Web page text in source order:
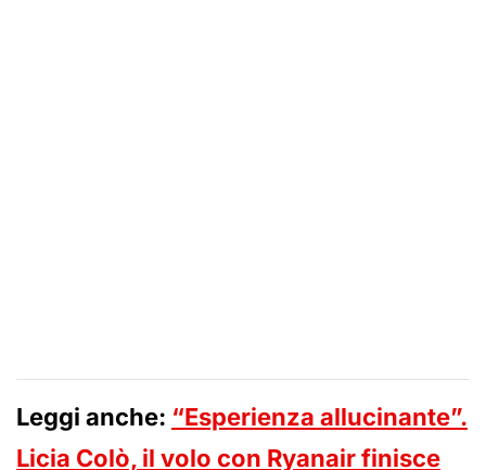
Leggi anche: “Esperienza allucinante”.
Licia Colò, il volo con Ryanair finisce